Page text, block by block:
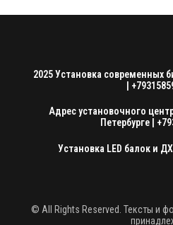
2025 Установка современных
|
Адрес установочного
Петербурге |
Установка LED балок и
© All Rights Reserved. Тексты и